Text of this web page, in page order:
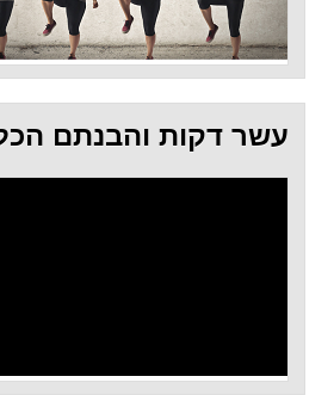
עשר דקות והבנתם